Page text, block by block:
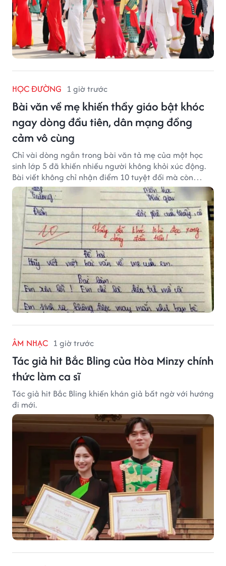
HỌC ĐƯỜNG 1 giờ trước
Bài văn về mẹ khiến thầy giáo bật khóc
ngay dòng đầu tiên, dân mạng đồng
cảm vô cùng
Chỉ vài dòng ngắn trong bài văn tả mẹ của một học
sinh lớp 5 đã khiến nhiều người không khỏi xúc động.
Bài viết không chỉ nhận điểm 10 tuyệt đối mà còn
khiến thầy giáo nghẹn ngào viết lời phê: "Thầy đã
khóc khi đọc xong dòng đầu tiên."
ÂM NHẠC 1 giờ trước
Tác giả hit Bắc Bling của Hòa Minzy chính
thức làm ca sĩ
Tác giả hit Bắc Bling khiến khán giả bất ngờ với hướng
đi mới.